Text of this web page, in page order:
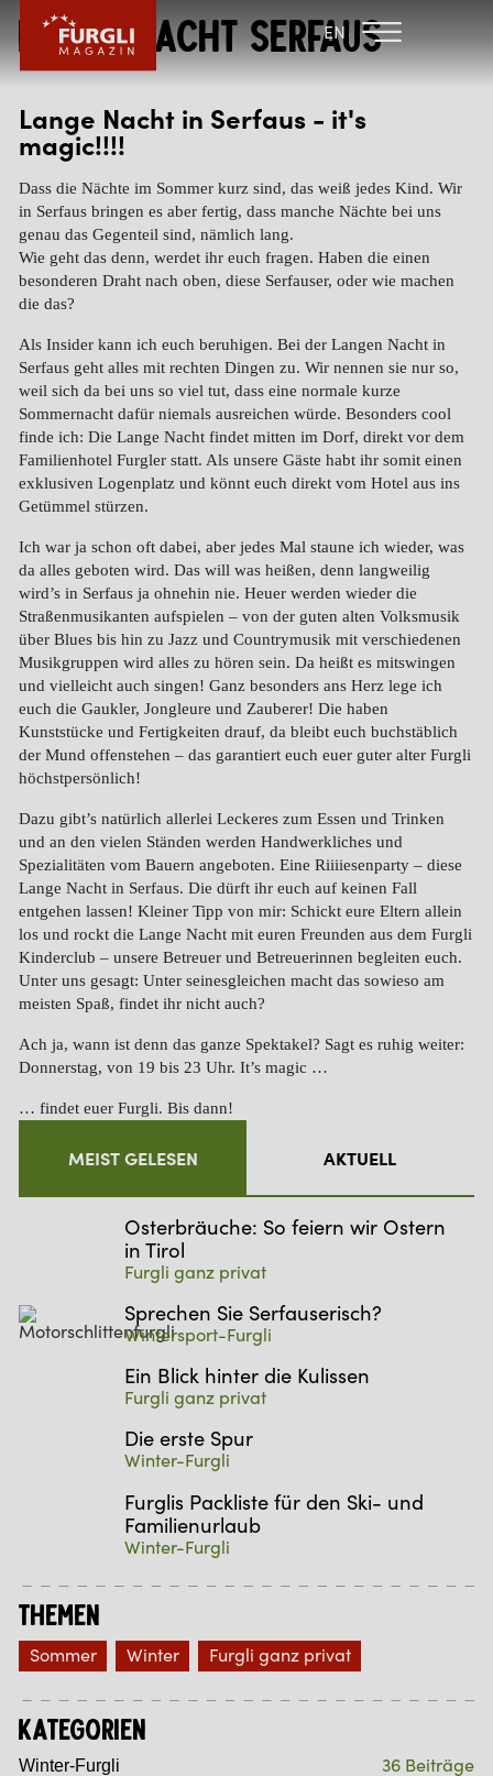
EN
FAMILIENHOTEL
FURGLER
FAMILIENHOTEL
POST
FURGLI HOTELS
KINDER
SOMMER
WINTER
Lange Nacht Serfaus
Lange Nacht in Serfaus - it's
magic!!!!
Dass die Nächte im Sommer kurz sind, das weiß jedes Kind. Wir
in Serfaus bringen es aber fertig, dass manche Nächte bei uns
genau das Gegenteil sind, nämlich lang.
Wie geht das denn, werdet ihr euch fragen. Haben die einen
besonderen Draht nach oben, diese Serfauser, oder wie machen
die das?
Als Insider kann ich euch beruhigen. Bei der Langen Nacht in
Serfaus geht alles mit rechten Dingen zu. Wir nennen sie nur so,
weil sich da bei uns so viel tut, dass eine normale kurze
Sommernacht dafür niemals ausreichen würde. Besonders cool
finde ich: Die Lange Nacht findet mitten im Dorf, direkt vor dem
Familienhotel Furgler statt. Als unsere Gäste habt ihr somit einen
exklusiven Logenplatz und könnt euch direkt vom Hotel aus ins
Getümmel stürzen.
Ich war ja schon oft dabei, aber jedes Mal staune ich wieder, was
da alles geboten wird. Das will was heißen, denn langweilig
wird’s in Serfaus ja ohnehin nie. Heuer werden wieder die
Straßenmusikanten aufspielen – von der guten alten Volksmusik
über Blues bis hin zu Jazz und Countrymusik mit verschiedenen
Musikgruppen wird alles zu hören sein. Da heißt es mitswingen
und vielleicht auch singen! Ganz besonders ans Herz lege ich
euch die Gaukler, Jongleure und Zauberer! Die haben
Kunststücke und Fertigkeiten drauf, da bleibt euch buchstäblich
der Mund offenstehen – das garantiert euch euer guter alter Furgli
höchstpersönlich!
Dazu gibt’s natürlich allerlei Leckeres zum Essen und Trinken
und an den vielen Ständen werden Handwerkliches und
Spezialitäten vom Bauern angeboten. Eine Riiiiesenparty – diese
Lange Nacht in Serfaus. Die dürft ihr euch auf keinen Fall
entgehen lassen! Kleiner Tipp von mir: Schickt eure Eltern allein
los und rockt die Lange Nacht mit euren Freunden aus dem Furgli
Kinderclub – unsere Betreuer und Betreuerinnen begleiten euch.
Unter uns gesagt: Unter seinesgleichen macht das sowieso am
meisten Spaß, findet ihr nicht auch?
Ach ja, wann ist denn das ganze Spektakel? Sagt es ruhig weiter:
Donnerstag, von 19 bis 23 Uhr. It’s magic …
… findet euer Furgli. Bis dann!
MEIST GELESEN AKTUELL
Osterbräuche: So feiern wir Ostern
in Tirol
Furgli ganz privat
Sprechen Sie Serfauserisch?
Wintersport-Furgli
Ein Blick hinter die Kulissen
Furgli ganz privat
Die erste Spur
Winter-Furgli
Furglis Packliste für den Ski- und
Familienurlaub
Winter-Furgli
Themen
Sommer Winter Furgli ganz privat
Kategorien
Winter-Furgli 36 Beiträge